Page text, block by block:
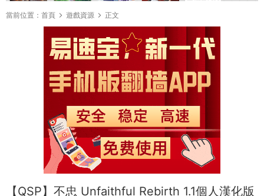
當前位置： 首頁 遊戲資源 正文
【QSP】不忠 Unfaithful Rebirth 1.1個人漢化版